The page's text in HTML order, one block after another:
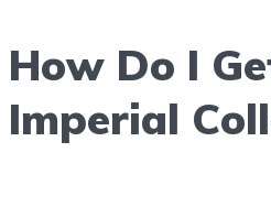
How Do I
Imperial